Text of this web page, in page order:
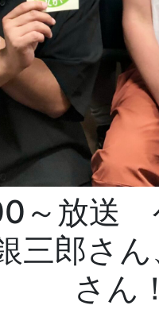
～放送
三郎さ
さん